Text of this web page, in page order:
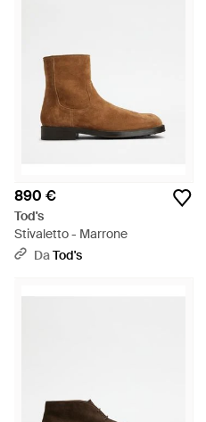
890 €
Tod's
Stivaletto - Marrone
DaTod's